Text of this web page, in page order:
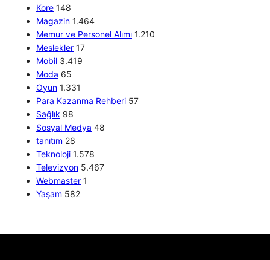
Kore 148
Magazin 1.464
Memur ve Personel Alımı 1.210
Meslekler 17
Mobil 3.419
Moda 65
Oyun 1.331
Para Kazanma Rehberi 57
Sağlık 98
Sosyal Medya 48
tanıtım 28
Teknoloji 1.578
Televizyon 5.467
Webmaster 1
Yaşam 582